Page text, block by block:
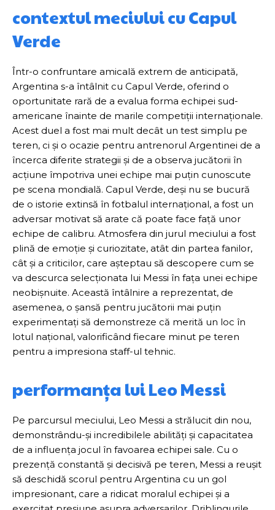
contextul meciului cu Capul
Verde
Într-o confruntare amicală extrem de anticipată,
Argentina s-a întâlnit cu Capul Verde, oferind o
oportunitate rară de a evalua forma echipei sud-
americane înainte de marile competiții internaționale.
Acest duel a fost mai mult decât un test simplu pe
teren, ci și o ocazie pentru antrenorul Argentinei de a
încerca diferite strategii și de a observa jucătorii în
acțiune împotriva unei echipe mai puțin cunoscute
pe scena mondială. Capul Verde, deși nu se bucură
de o istorie extinsă în fotbalul internațional, a fost un
adversar motivat să arate că poate face față unor
echipe de calibru. Atmosfera din jurul meciului a fost
plină de emoție și curiozitate, atât din partea fanilor,
cât și a criticilor, care așteptau să descopere cum se
va descurca selecționata lui Messi în fața unei echipe
neobișnuite. Această întâlnire a reprezentat, de
asemenea, o șansă pentru jucătorii mai puțin
experimentați să demonstreze că merită un loc în
lotul național, valorificând fiecare minut pe teren
pentru a impresiona staff-ul tehnic.
performanța lui Leo Messi
Pe parcursul meciului, Leo Messi a strălucit din nou,
demonstrându-și incredibilele abilități și capacitatea
de a influența jocul în favoarea echipei sale. Cu o
prezență constantă și decisivă pe teren, Messi a reușit
să deschidă scorul pentru Argentina cu un gol
impresionant, care a ridicat moralul echipei și a